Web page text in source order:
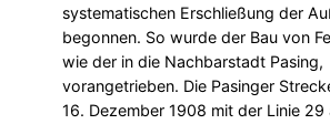
systematischen Erschließung der
begonnen. So wurde der Bau von
wie der in die Nachbarstadt Pasing,
vorangetrieben. Die Pasinger
16. Dezember 1908 mit der Linie 29